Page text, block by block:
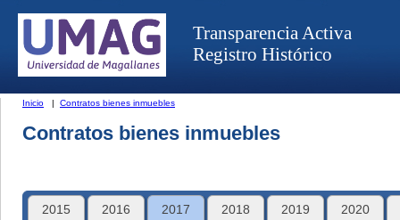
Transparencia Activa
Registro Histórico
Inicio | Contratos bienes inmuebles
Contratos bienes inmuebles
2015 2016 2017 2018 2019 2020